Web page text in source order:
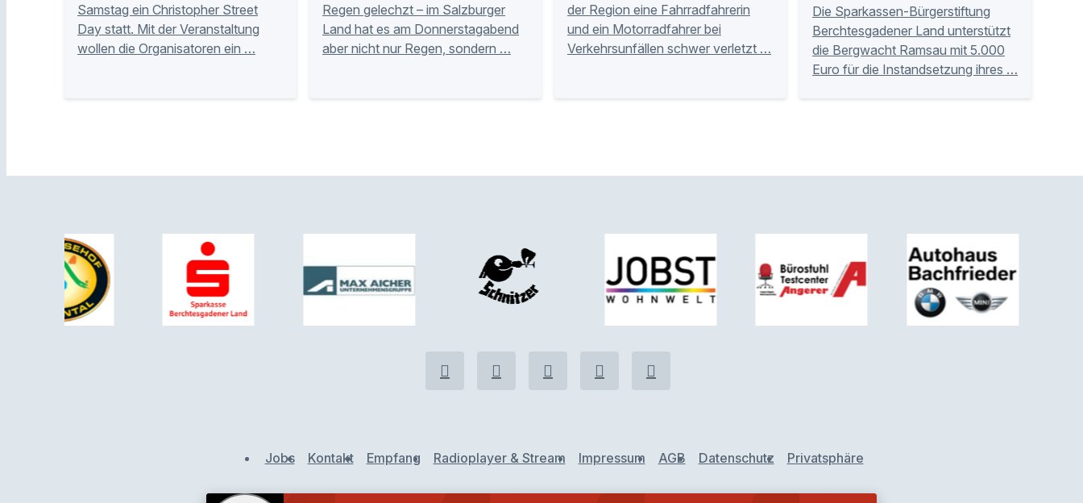
Samstag ein Christopher Street
Day statt. Mit der Veranstaltung
wollen die Organisatoren ein …
Regen gelechzt – im Salzburger
Land hat es am Donnerstagabend
aber nicht nur Regen, sondern …
der Region eine Fahrradfahrerin
und ein Motorradfahrer bei
Verkehrsunfällen schwer verletzt …
Die Sparkassen-Bürgerstiftung
Berchtesgadener Land unterstützt
die Bergwacht Ramsau mit 5.000
Euro für die Instandsetzung ihres …
Jobs Kontakt Empfang Radioplayer & Stream Impressum AGB Datenschutz Privatsphäre